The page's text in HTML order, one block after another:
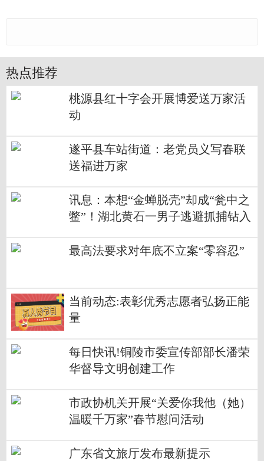
热点推荐
桃源县红十字会开展博爱送万家活
动
遂平县车站街道：老党员义写春联
送福进万家
讯息：本想“金蝉脱壳”却成“瓮中之
鳖”！湖北黄石一男子逃避抓捕钻入
最高法要求对年底不立案“零容忍”
当前动态:表彰优秀志愿者弘扬正能
量
每日快讯!铜陵市委宣传部部长潘荣
华督导文明创建工作
市政协机关开展“关爱你我他（她）
温暖千万家”春节慰问活动
广东省文旅厅发布最新提示